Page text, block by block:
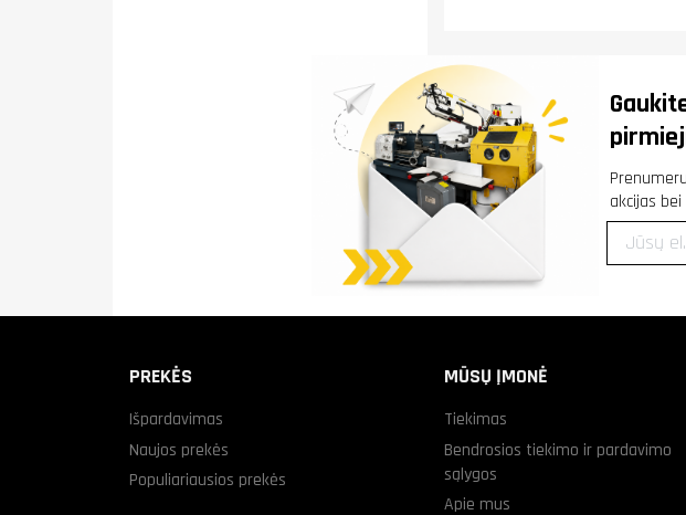
akcijas
PREKĖS
Išpardavimas
Naujos prekės
Populiariausios prekės
MŪSŲ ĮMONĖ
Tiekimas
Bendrosios tiekimo ir pardavimo
sąlygos
Apie mus